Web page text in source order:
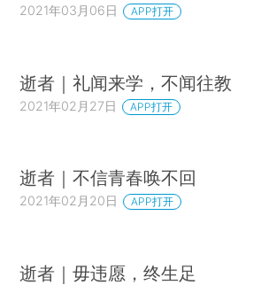
2021年03月06日 APP打开
逝者｜礼闻来学，不闻往教
2021年02月27日 APP打开
逝者｜不信青春唤不回
2021年02月20日 APP打开
逝者｜毋违愿，终生足